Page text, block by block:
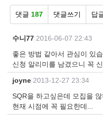
댓글 187 댓글쓰기 답
수니77 2016-06-07 22:43
좋은 방법 같아서 관심이 있습
신청 알리미를 남겼으니 꼭
joyne 2013-12-27 23:34
SQR을 하고싶은데 모집을 않
현재 시점에 꼭 필요한데...